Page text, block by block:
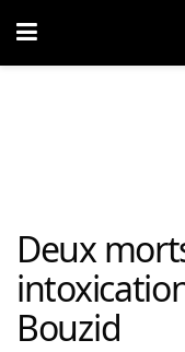
Deux
Bouzid